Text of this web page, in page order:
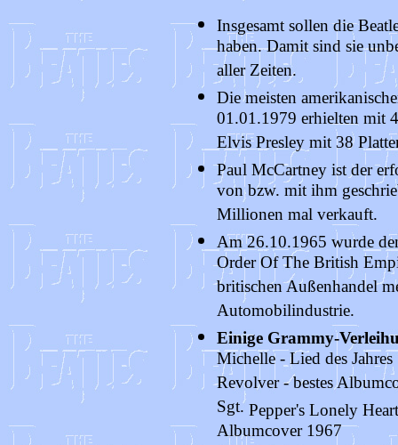
Insgesamt sollen die
haben. Damit sind sie
aller Zeiten.
Die meisten
01.01.1979 erhielten mit
Elvis Presley mit 38
Paul McCartney ist der
von bzw. mit ihm
Millionen mal verkauft.
Am 26.10.1965 wurde
Order Of The British
britischen Außenhandel
Automobilindustrie.
Einige Grammy-
Michelle - Lied des
Revolver - bestes
Sgt.Pepper's Lonely
Albumcover 1967